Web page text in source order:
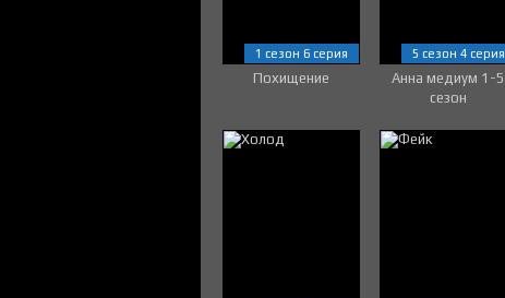
Похищение
1 сезон 6 серия
Анна медиум 1-5
сезон
5 сезон 4 серия